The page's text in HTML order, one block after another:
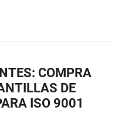
COMPRA
DE
ISO 9001